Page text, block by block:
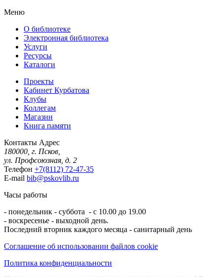
Меню
О библиотеке
Электронная библиотека
Услуги
Ресурсы
Каталоги
Проекты
Кабинет Курбатова
Клубы
Коллегам
Магазин
Книга памяти
Контакты Адрес
180000, г. Псков,
ул. Профсоюзная, д. 2
Телефон +7(8112) 72-47-35
E-mail bib@pskovlib.ru
Часы работы
- понедельник - суббота - с 10.00 до 19.00
- воскресенье - выходной день.
Последний вторник каждого месяца - санитарный день
Соглашение об использовании файлов cookie
Политика конфиденциальности